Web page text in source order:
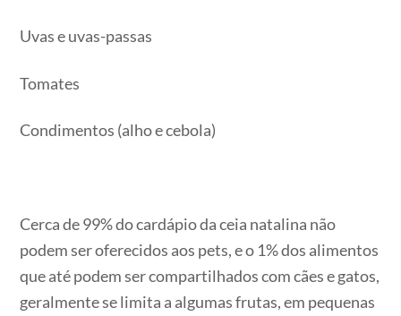
Uvas e uvas-passas
Tomates
Condimentos (alho e cebola)
Cerca de 99% do cardápio da ceia natalina não
podem ser oferecidos aos pets, e o 1% dos alimentos
que até podem ser compartilhados com cães e gatos,
geralmente se limita a algumas frutas, em pequenas